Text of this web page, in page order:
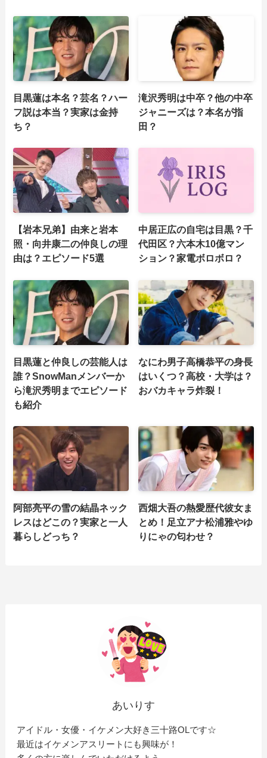
目黒蓮は本名？芸名？ハー
フ説は本当？実家は金持
ち？
滝沢秀明は中卒？他の中卒
ジャニーズは？本名が指
田？
【岩本兄弟】由来と岩本
照・向井康二の仲良しの理
由は？エピソード5選
中居正広の自宅は目黒？千
代田区？六本木10億マン
ション？家電ボロボロ？
目黒蓮と仲良しの芸能人は
誰？SnowManメンバーか
ら滝沢秀明までエピソード
も紹介
なにわ男子高橋恭平の身長
はいくつ？高校・大学は？
おバカキャラ炸裂！
阿部亮平の雪の結晶ネック
レスはどこの？実家と一人
暮らしどっち？
西畑大吾の熱愛歴代彼女ま
とめ！足立アナ松浦雅やゆ
りにゃの匂わせ？
あいりす
アイドル・女優・イケメン大好き三十路OLです☆
最近はイケメンアスリートにも興味が！